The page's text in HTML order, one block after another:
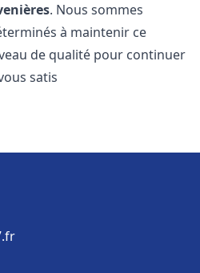
. Nous sommes
à maintenir ce
de qualité pour continuer
satis